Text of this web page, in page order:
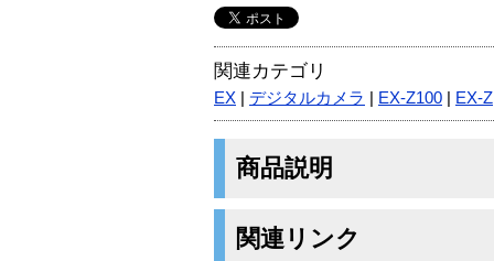
関連カテゴリ
EX デジタルカメラ EX-Z100 EX-Z
商品説明
関連リンク